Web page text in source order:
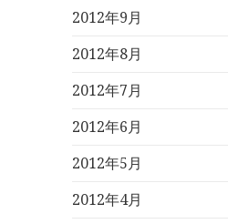
2012年9月
2012年8月
2012年7月
2012年6月
2012年5月
2012年4月